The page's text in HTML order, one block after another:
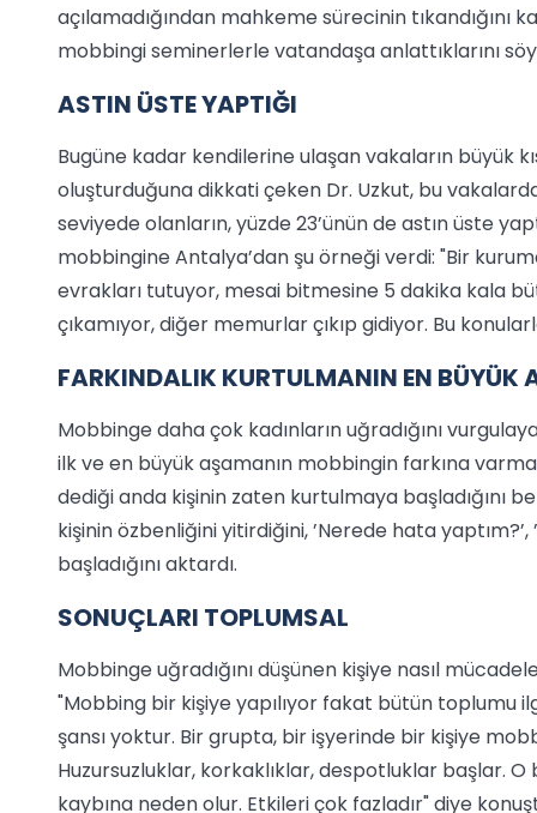
açılamadığından mahkeme sürecinin tıkandığını
mobbingi seminerlerle vatandaşa anlattıklarını
ASTIN ÜSTE YAPTIĞI
Bugüne kadar kendilerine ulaşan vakaların büyük
oluşturduğuna dikkati çeken Dr. Uzkut, bu
seviyede olanların, yüzde 23’ünün de astın üste
mobbingine Antalya’dan şu örneği verdi: "Bir
evrakları tutuyor, mesai bitmesine 5 dakika kala
çıkamıyor, diğer memurlar çıkıp gidiyor. Bu
FARKINDALIK KURTULMANIN EN BÜYÜK
Mobbinge daha çok kadınların uğradığını
ilk ve en büyük aşamanın mobbingin farkına
dediği anda kişinin zaten kurtulmaya başladığını
kişinin özbenliğini yitirdiğini, ’Nerede hata yaptım?’,
başladığını aktardı.
SONUÇLARI TOPLUMSAL
Mobbinge uğradığını düşünen kişiye nasıl
"Mobbing bir kişiye yapılıyor fakat bütün toplumu
şansı yoktur. Bir grupta, bir işyerinde bir kişiye
Huzursuzluklar, korkaklıklar, despotluklar başlar.
kaybına neden olur. Etkileri çok fazladır" diye